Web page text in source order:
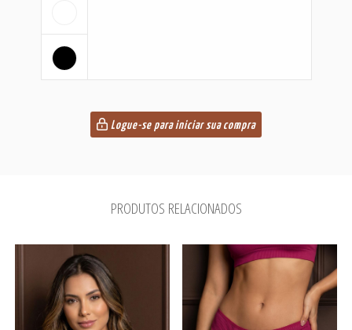
Logue-se para iniciar sua compra
PRODUTOS RELACIONADOS